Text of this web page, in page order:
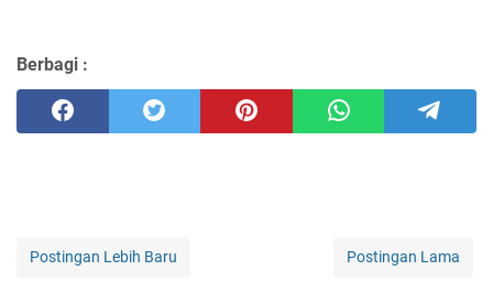
Berbagi :
Postingan Lebih Baru Postingan Lama